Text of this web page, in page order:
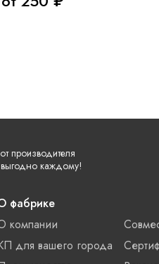
производителя
каждому!
фабрике
компании
для вашего города